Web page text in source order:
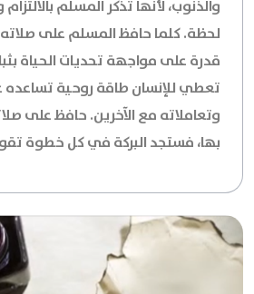
والذنوب، لأنها تذكر المسلم
لحظة. كلما حافظ المسلم على
قدرة على مواجهة تحديات الحياة
تعطي للإنسان طاقة روحية
وتعاملاته مع الآخرين. حافظ على
بها، فستجد البركة في كل خطوة